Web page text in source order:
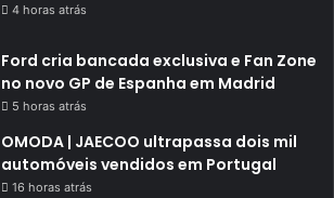
4 horas atrás
Ford cria bancada exclusiva e Fan Zone
no novo GP de Espanha em Madrid
5 horas atrás
OMODA | JAECOO ultrapassa dois mil
automóveis vendidos em Portugal
16 horas atrás